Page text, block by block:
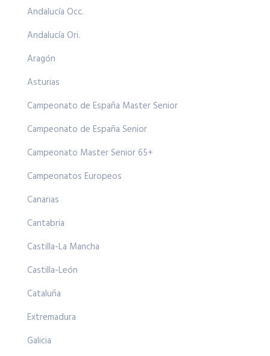
Andalucía Occ.
Andalucía Ori.
Aragón
Asturias
Campeonato de España Master Senior
Campeonato de España Senior
Campeonato Master Senior 65+
Campeonatos Europeos
Canarias
Cantabria
Castilla-La Mancha
Castilla-León
Cataluña
Extremadura
Galicia